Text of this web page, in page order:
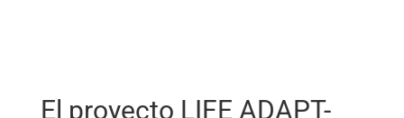
El proyecto LIFE ADAPT-